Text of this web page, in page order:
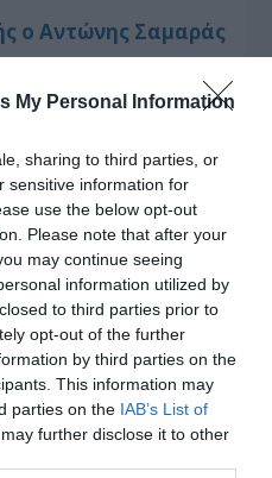
My Personal Information
sharing to third parties, or
sensitive information for
use the below opt-out
Please note that after your
may continue seeing
information utilized by
to third parties prior to
opt-out of the further
by third parties on the
This information may
parties on the IAB’s List of
further disclose it to other
ο Αντώνης Σαμαράς
ο Αντώνης Σαμαράς
η συνεργασία του
Σύμβουλο, κ.
Προβληματίζει το
κύμα φυγής των